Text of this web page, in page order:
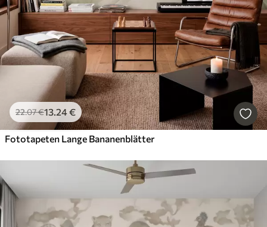
22.07€13.24€
Fototapeten Lange Bananenblätter